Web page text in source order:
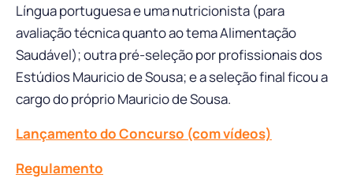
Língua portuguesa e uma nutricionista (para
avaliação técnica quanto ao tema Alimentação
Saudável); outra pré-seleção por profissionais dos
Estúdios Mauricio de Sousa; e a seleção final ficou a
cargo do próprio Mauricio de Sousa.
Lançamento do Concurso (com vídeos)
Regulamento